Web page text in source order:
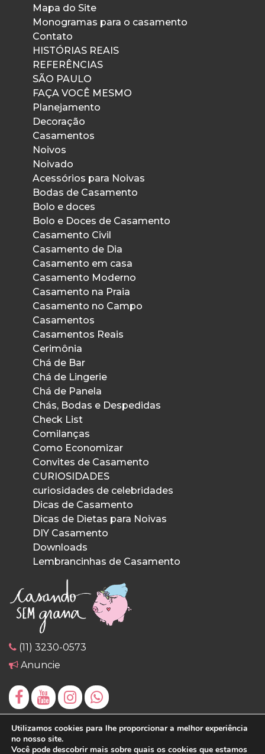
Mapa do Site
Monogramas para o casamento
Contato
HISTÓRIAS REAIS
REFERÊNCIAS
SÃO PAULO
FAÇA VOCÊ MESMO
Planejamento
Decoração
Casamentos
Noivos
Noivado
Acessórios para Noivas
Bodas de Casamento
Bolo e doces
Bolo e Doces de Casamento
Casamento Civil
Casamento de Dia
Casamento em casa
Casamento Moderno
Casamento na Praia
Casamento no Campo
Casamentos
Casamentos Reais
Cerimônia
Chá de Bar
Chá de Lingerie
Chá de Panela
Chás, Bodas e Despedidas
Check List
Comilanças
Como Economizar
Convites de Casamento
CURIOSIDADES
curiosidades de celebridades
Dicas de Casamento
Dicas de Dietas para Noivas
DIY Casamento
Downloads
Lembrancinhas de Casamento
(11) 3230-0573
Anuncie
Utilizamos cookies para lhe proporcionar a melhor experiência
no nosso site.
Você pode descobrir mais sobre quais os cookies que estamos